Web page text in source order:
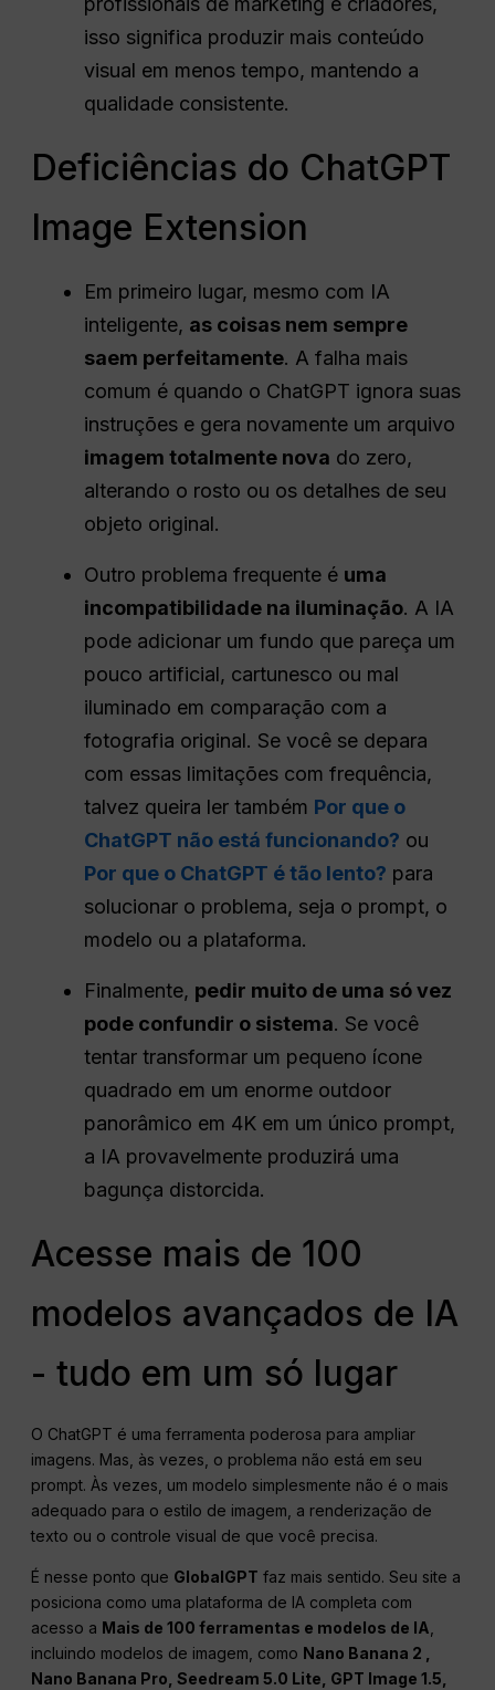
isso significa produzir mais conteúdo
visual em menos tempo, mantendo a
qualidade consistente.
Deficiências do ChatGPT
Image Extension
Em primeiro lugar, mesmo com IA
inteligente, as coisas nem sempre
saem perfeitamente. A falha mais
comum é quando o ChatGPT ignora suas
instruções e gera novamente um arquivo
imagem totalmente nova do zero,
alterando o rosto ou os detalhes de seu
objeto original.
Outro problema frequente é uma
incompatibilidade na iluminação. A IA
pode adicionar um fundo que pareça um
pouco artificial, cartunesco ou mal
iluminado em comparação com a
fotografia original. Se você se depara
com essas limitações com frequência,
talvez queira ler também Por que o
ChatGPT não está funcionando? ou
Por que o ChatGPT é tão lento? para
solucionar o problema, seja o prompt, o
modelo ou a plataforma.
Finalmente, pedir muito de uma só vez
pode confundir o sistema. Se você
tentar transformar um pequeno ícone
quadrado em um enorme outdoor
panorâmico em 4K em um único prompt,
a IA provavelmente produzirá uma
bagunça distorcida.
Acesse mais de 100
modelos avançados de IA
- tudo em um só lugar
O ChatGPT é uma ferramenta poderosa para ampliar
imagens. Mas, às vezes, o problema não está em seu
prompt. Às vezes, um modelo simplesmente não é o mais
adequado para o estilo de imagem, a renderização de
texto ou o controle visual de que você precisa.
É nesse ponto que GlobalGPT faz mais sentido. Seu site a
posiciona como uma plataforma de IA completa com
acesso a Mais de 100 ferramentas e modelos de IA,
incluindo modelos de imagem, como Nano Banana 2 ,
Nano Banana Pro, Seedream 5.0 Lite, GPT Image 1.5,